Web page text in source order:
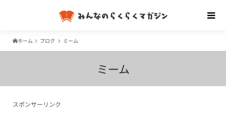
ホーム ブログ ミーム
ミーム
スポンサーリンク